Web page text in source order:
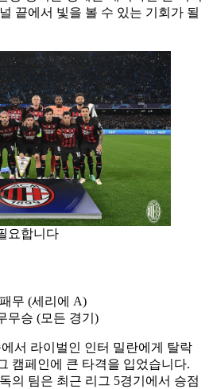
끝에서 빛을 볼 수 있는 기회가 될
요합니다
무 (세리에 A)
무승 (모든 경기)
서 라이벌인 인터 밀란에게 탈락
캠페인에 큰 타격을 입었습니다.
의 팀은 최근 리그 5경기에서 승점